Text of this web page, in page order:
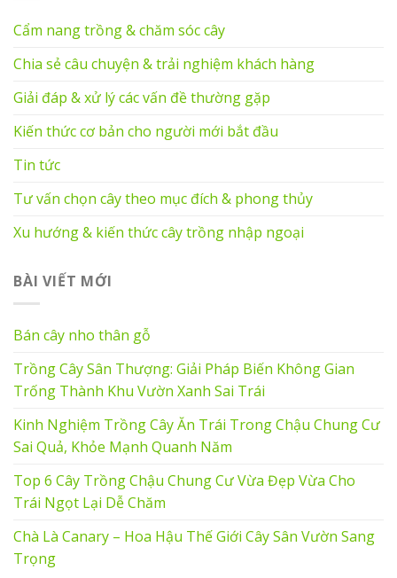
Cẩm nang trồng & chăm sóc cây
Chia sẻ câu chuyện & trải nghiệm khách hàng
Giải đáp & xử lý các vấn đề thường gặp
Kiến thức cơ bản cho người mới bắt đầu
Tin tức
Tư vấn chọn cây theo mục đích & phong thủy
Xu hướng & kiến thức cây trồng nhập ngoại
BÀI VIẾT MỚI
Bán cây nho thân gỗ
Trồng Cây Sân Thượng: Giải Pháp Biến Không Gian
Trống Thành Khu Vườn Xanh Sai Trái
Kinh Nghiệm Trồng Cây Ăn Trái Trong Chậu Chung Cư
Sai Quả, Khỏe Mạnh Quanh Năm
Top 6 Cây Trồng Chậu Chung Cư Vừa Đẹp Vừa Cho
Trái Ngọt Lại Dễ Chăm
Chà Là Canary – Hoa Hậu Thế Giới Cây Sân Vườn Sang
Trọng